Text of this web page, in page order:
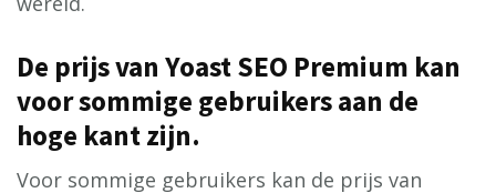
De prijs van Yoast SEO Premium kan
voor sommige gebruikers aan de
hoge kant zijn.
Voor sommige gebruikers kan de prijs van